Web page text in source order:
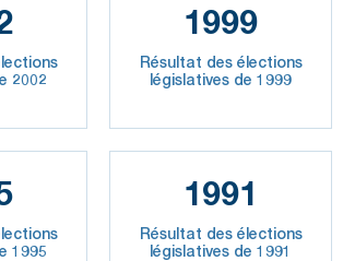
2002
1999
Résultat des élections
législatives de 1999
1995
1991
Résultat des élections
législatives de 1991